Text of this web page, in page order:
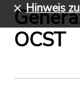
OCST
Hinweis